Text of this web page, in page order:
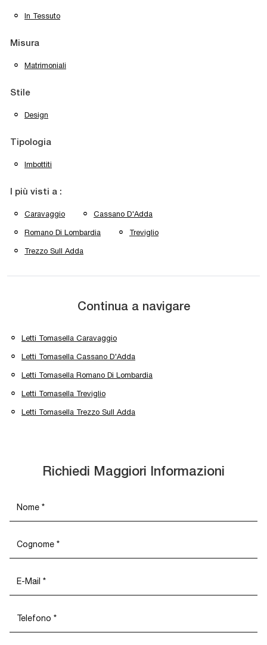
In Tessuto
Misura
Matrimoniali
Stile
Design
Tipologia
Imbottiti
I più visti a :
Caravaggio Cassano D'Adda
Romano Di Lombardia Treviglio
Trezzo Sull Adda
Continua a navigare
Letti Tomasella Caravaggio
Letti Tomasella Cassano D'Adda
Letti Tomasella Romano Di Lombardia
Letti Tomasella Treviglio
Letti Tomasella Trezzo Sull Adda
Richiedi Maggiori Informazioni